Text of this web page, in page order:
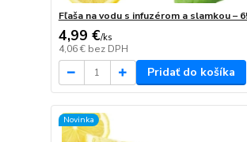
Fľaša na vodu s infuzérom a slamkou –
4,99 €/ks
4,06 € bez DPH
Pridať do košíka
Novinka